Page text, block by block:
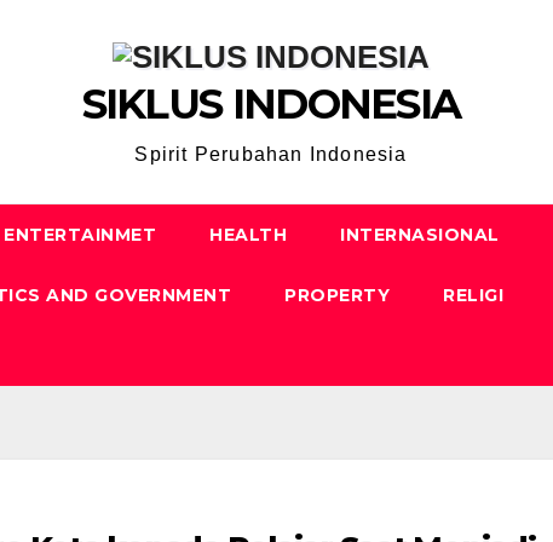
SIKLUS INDONESIA
Spirit Perubahan Indonesia
ENTERTAINMET HEALTH INTERNASIONAL
AND GOVERNMENT PROPERTY RELIGI